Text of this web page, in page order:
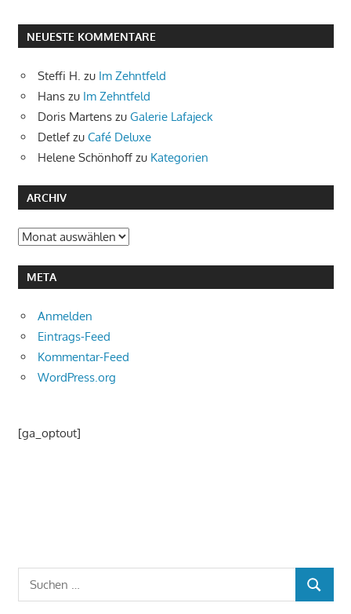
NEUESTE KOMMENTARE
Steffi H. zu Im Zehntfeld
Hans zu Im Zehntfeld
Doris Martens zu Galerie Lafajeck
Detlefzu Café Deluxe
Helene Schönhoff zu Kategorien
ARCHIV
Archiv
META
Anmelden
Eintrags-Feed
Kommentar-Feed
WordPress.org
[ga_optout]
Suchen
nach:
SUCHEN